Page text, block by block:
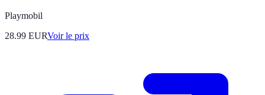
Playmobil
28.99 EURVoir le prix